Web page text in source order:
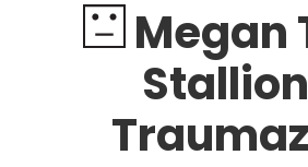
Megan